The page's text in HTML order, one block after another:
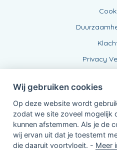
Privacy
Verbonden Agent,
van KBC
Wij gebruiken cookies
Op deze website wordt
zodat we site zoveel mogelijk
kunnen afstemmen. Als je de
wij ervan uit dat je toestemt
die daaruit voortvloeit. - Meer